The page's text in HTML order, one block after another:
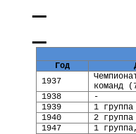
Год
1937
команд
1938
-
1939
1
1940
2
1947
1